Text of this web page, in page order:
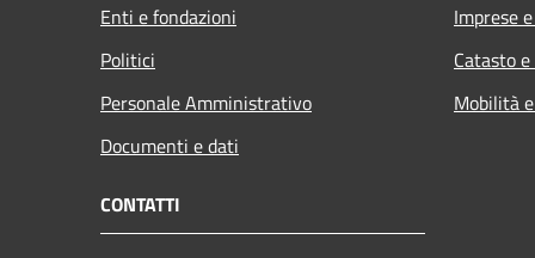
Enti e fondazioni
Politici
Personale Amministrativo
Documenti e dati
Imprese
Catasto
Mobilità
CONTATTI